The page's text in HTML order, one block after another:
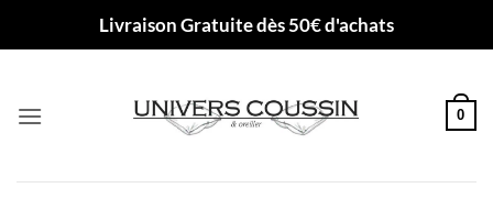
Livraison Gratuite dès 50€ d'achats
0